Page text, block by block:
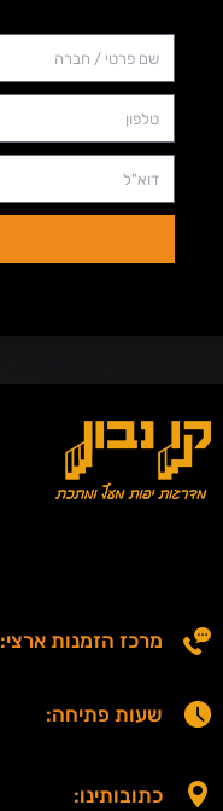
מרכז הזמנות ארצי:
שעות פתיחה:
כתובותינו: